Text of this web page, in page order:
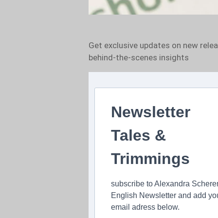
Get exclusive updates on new
behind-the-scenes insights
Newsletter
Tales &
Trimmings
subscribe to Alexandra
English Newsletter and add
email adress below.